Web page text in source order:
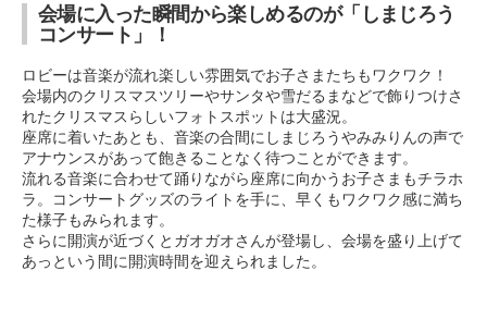
会場に入った瞬間から楽しめるのが「しまじろう
コンサート」！
ロビーは音楽が流れ楽しい雰囲気でお子さまたちもワクワク！
会場内のクリスマスツリーやサンタや雪だるまなどで飾りつけさ
れたクリスマスらしいフォトスポットは大盛況。
座席に着いたあとも、音楽の合間にしまじろうやみみりんの声で
アナウンスがあって飽きることなく待つことができます。
流れる音楽に合わせて踊りながら座席に向かうお子さまもチラホ
ラ。コンサートグッズのライトを手に、早くもワクワク感に満ち
た様子もみられます。
さらに開演が近づくとガオガオさんが登場し、会場を盛り上げて
あっという間に開演時間を迎えられました。